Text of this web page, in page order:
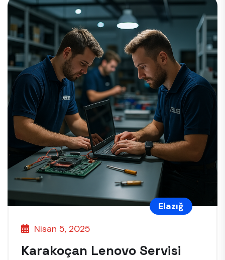
Elazığ
Nisan 5, 2025
Karakoçan Lenovo Servisi